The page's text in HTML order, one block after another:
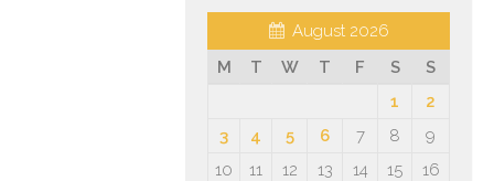
August 2026
M
T W T F S
S
1
2
3
4 5 6 7 8
9
10
11 12 13 14 15
16